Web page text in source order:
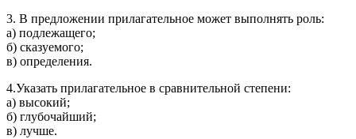
3. В предложении прилагательное может выполнять роль:
а) подлежащего;
б) сказуемого;
в) определения.
4.Указать прилагательное в сравнительной степени:
а) высокий;
б) глубочайший;
в) лучше.